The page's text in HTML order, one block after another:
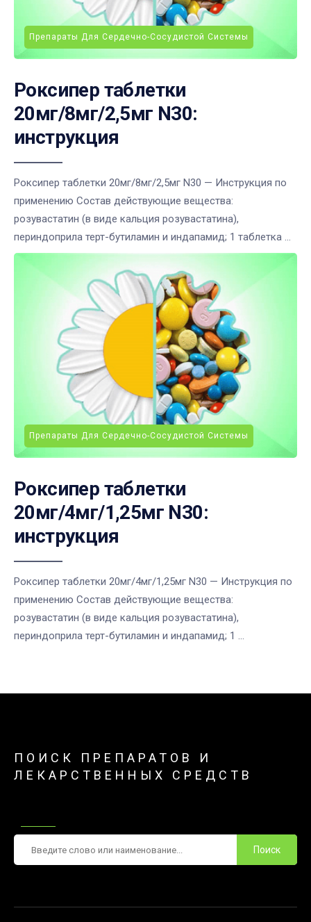
Препараты Для Сердечно-Сосудистой Системы
Роксипер таблетки
20мг/8мг/2,5мг N30:
инструкция
Роксипер таблетки 20мг/8мг/2,5мг N30 — Инструкция по
применению Состав действующие вещества:
розувастатин (в виде кальция розувастатина),
периндоприла терт-бутиламин и индапамид; 1 таблетка ...
Препараты Для Сердечно-Сосудистой Системы
Роксипер таблетки
20мг/4мг/1,25мг N30:
инструкция
Роксипер таблетки 20мг/4мг/1,25мг N30 — Инструкция по
применению Состав действующие вещества:
розувастатин (в виде кальция розувастатина),
периндоприла терт-бутиламин и индапамид; 1 ...
ПОИСК ПРЕПАРАТОВ И
ЛЕКАРСТВЕННЫХ СРЕДСТВ